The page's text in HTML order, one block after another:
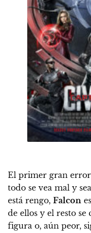
El primer gran error
todo se vea mal y
está rengo, Falcon
de ellos y el resto
figura o, aún peor,